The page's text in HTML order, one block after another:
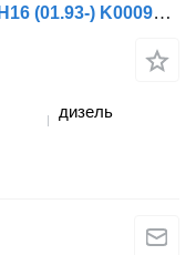
Модулятор EBS Knorr-Bremse FH16 (01.93-) K000914 K021203 для тягача Volvo FH12, FH16, NH12, FH, VNL780 (1993-2014)
дизель